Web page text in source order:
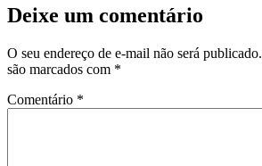
Deixe um comentário
O seu endereço de e-mail não será publicado.
são marcados com *
Comentário *